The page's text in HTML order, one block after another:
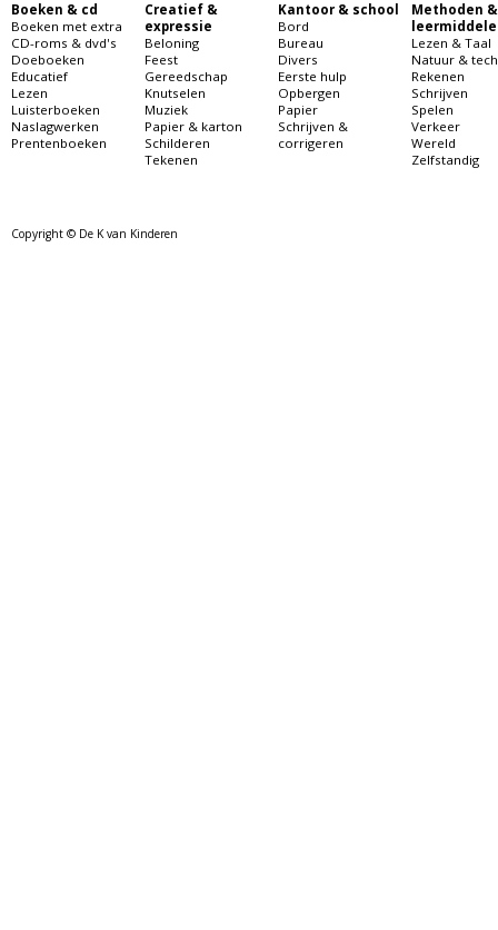
Boeken & cd
Boeken met extra
CD-roms & dvd's
Doeboeken
Educatief
Lezen
Luisterboeken
Naslagwerken
Prentenboeken
Creatief &
expressie
Beloning
Feest
Gereedschap
Knutselen
Muziek
Papier & karton
Schilderen
Tekenen
Kantoor & school
Bord
Bureau
Divers
Eerste hulp
Opbergen
Papier
Schrijven &
corrigeren
Methoden &
Lezen & Taal
Natuur &
Rekenen
Schrijven
Spelen
Verkeer
Wereld
Zelfstandig
Copyright © De K van Kinderen